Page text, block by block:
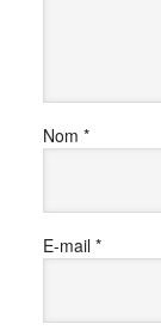
Nom *
E-mail *